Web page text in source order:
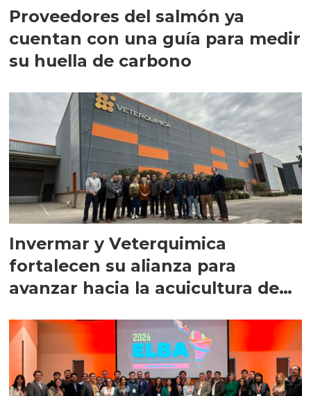
Proveedores del salmón ya
cuentan con una guía para medir
su huella de carbono
Invermar y Veterquimica
fortalecen su alianza para
avanzar hacia la acuicultura de